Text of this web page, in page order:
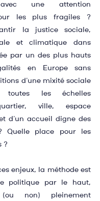
une attention
les plus fragiles ?
la justice sociale,
et climatique dans
par un des plus hauts
en Europe sans
d’une mixité sociale
toutes les échelles
ville, espace
d’un accueil digne des
Quelle place pour les
?
enjeux, la méthode est
politique par le haut,
non) pleinement